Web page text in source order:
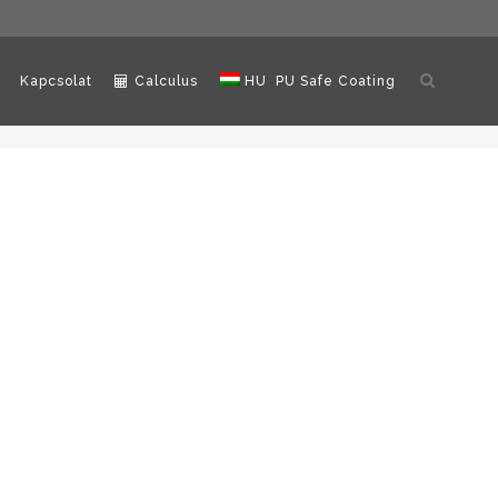
Keresés
Kapcsolat Calculus HU PU Safe Coating